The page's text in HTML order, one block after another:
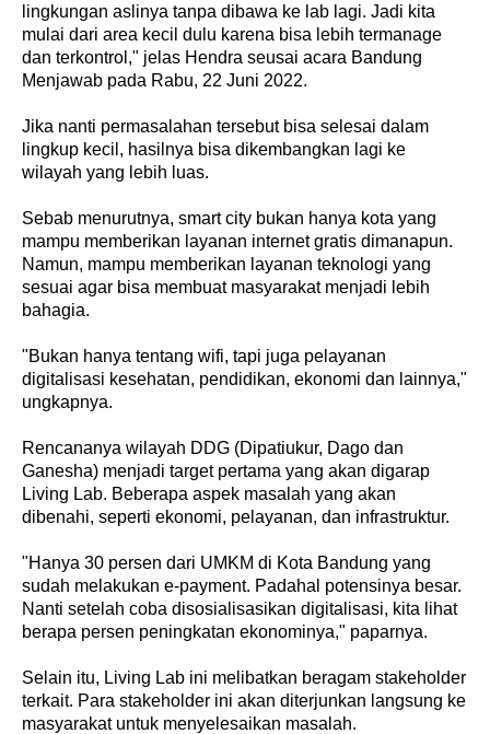
lingkungan aslinya tanpa dibawa ke lab lagi. Jadi kita
mulai dari area kecil dulu karena bisa lebih termanage
dan terkontrol," jelas Hendra seusai acara Bandung
Menjawab pada Rabu, 22 Juni 2022.
Jika nanti permasalahan tersebut bisa selesai dalam
lingkup kecil, hasilnya bisa dikembangkan lagi ke
wilayah yang lebih luas.
Sebab menurutnya, smart city bukan hanya kota yang
mampu memberikan layanan internet gratis dimanapun.
Namun, mampu memberikan layanan teknologi yang
sesuai agar bisa membuat masyarakat menjadi lebih
bahagia.
"Bukan hanya tentang wifi, tapi juga pelayanan
digitalisasi kesehatan, pendidikan, ekonomi dan lainnya,"
ungkapnya.
Rencananya wilayah DDG (Dipatiukur, Dago dan
Ganesha) menjadi target pertama yang akan digarap
Living Lab. Beberapa aspek masalah yang akan
dibenahi, seperti ekonomi, pelayanan, dan infrastruktur.
"Hanya 30 persen dari UMKM di Kota Bandung yang
sudah melakukan e-payment. Padahal potensinya besar.
Nanti setelah coba disosialisasikan digitalisasi, kita lihat
berapa persen peningkatan ekonominya," paparnya.
Selain itu, Living Lab ini melibatkan beragam stakeholder
terkait. Para stakeholder ini akan diterjunkan langsung ke
masyarakat untuk menyelesaikan masalah.